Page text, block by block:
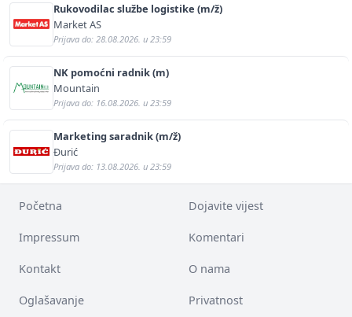
Rukovodilac službe logistike (m/ž)
Market AS
Prijava do: 28.08.2026. u 23:59
NK pomoćni radnik (m)
Mountain
Prijava do: 16.08.2026. u 23:59
Marketing saradnik (m/ž)
Đurić
Prijava do: 13.08.2026. u 23:59
Početna Dojavite vijest
Impressum Komentari
Kontakt O nama
Oglašavanje Privatnost